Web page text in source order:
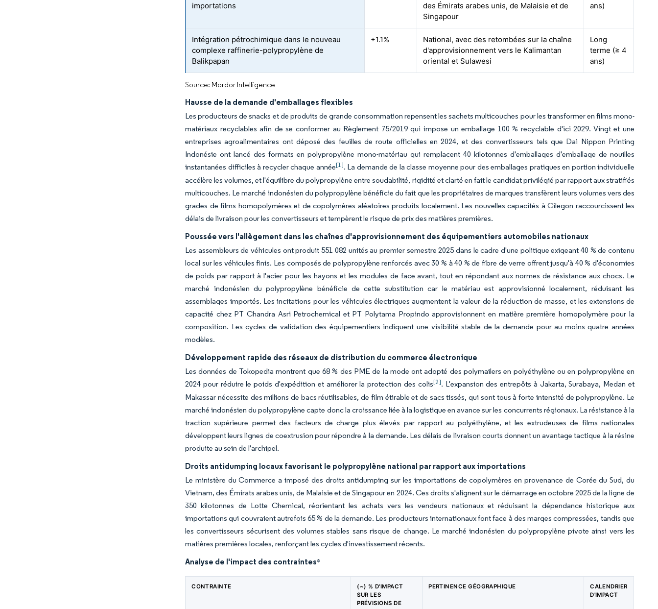
importations
des Émirats arabes unis, de Malaisie et de
Singapour
ans)
Intégration pétrochimique dans le nouveau
complexe raffinerie-polypropylène de
Balikpapan
+1.1%
National, avec des retombées sur la chaîne
d'approvisionnement vers le Kalimantan
oriental et Sulawesi
Long
terme (≥ 4
ans)
Source: Mordor Intelligence
Hausse de la demande d'emballages flexibles
Les producteurs de snacks et de produits de grande consommation repensent les sachets multicouches pour les transformer en films mono-
matériaux recyclables afin de se conformer au Règlement 75/2019 qui impose un emballage 100 % recyclable d'ici 2029. Vingt et une
entreprises agroalimentaires ont déposé des feuilles de route officielles en 2024, et des convertisseurs tels que Dai Nippon Printing
Indonésie ont lancé des formats en polypropylène mono-matériau qui remplacent 40 kilotonnes d'emballages d'emballage de nouilles
instantanées difficiles à recycler chaque année[1]. La demande de la classe moyenne pour des emballages pratiques en portion individuelle
accélère les volumes, et l'équilibre du polypropylène entre soudabilité, rigidité et clarté en fait le candidat privilégié par rapport aux stratifiés
multicouches. Le marché indonésien du polypropylène bénéficie du fait que les propriétaires de marques transfèrent leurs volumes vers des
grades de films homopolymères et de copolymères aléatoires produits localement. Les nouvelles capacités à Cilegon raccourcissent les
délais de livraison pour les convertisseurs et tempèrent le risque de prix des matières premières.
Poussée vers l'allègement dans les chaînes d'approvisionnement des équipementiers automobiles nationaux
Les assembleurs de véhicules ont produit 551 082 unités au premier semestre 2025 dans le cadre d'une politique exigeant 40 % de contenu
local sur les véhicules finis. Les composés de polypropylène renforcés avec 30 % à 40 % de fibre de verre offrent jusqu'à 40 % d'économies
de poids par rapport à l'acier pour les hayons et les modules de face avant, tout en répondant aux normes de résistance aux chocs. Le
marché indonésien du polypropylène bénéficie de cette substitution car le matériau est approvisionné localement, réduisant les
assemblages importés. Les incitations pour les véhicules électriques augmentent la valeur de la réduction de masse, et les extensions de
capacité chez PT Chandra Asri Petrochemical et PT Polytama Propindo approvisionnent en matière première homopolymère pour la
composition. Les cycles de validation des équipementiers indiquent une visibilité stable de la demande pour au moins quatre années
modèles.
Développement rapide des réseaux de distribution du commerce électronique
Les données de Tokopedia montrent que 68 % des PME de la mode ont adopté des polymailers en polyéthylène ou en polypropylène en
2024 pour réduire le poids d'expédition et améliorer la protection des colis[2]. L'expansion des entrepôts à Jakarta, Surabaya, Medan et
Makassar nécessite des millions de bacs réutilisables, de film étirable et de sacs tissés, qui sont tous à forte intensité de polypropylène. Le
marché indonésien du polypropylène capte donc la croissance liée à la logistique en avance sur les concurrents régionaux. La résistance à la
traction supérieure permet des facteurs de charge plus élevés par rapport au polyéthylène, et les extrudeuses de films nationales
développent leurs lignes de coextrusion pour répondre à la demande. Les délais de livraison courts donnent un avantage tactique à la résine
produite au sein de l'archipel.
Droits antidumping locaux favorisant le polypropylène national par rapport aux importations
Le ministère du Commerce a imposé des droits antidumping sur les importations de copolymères en provenance de Corée du Sud, du
Vietnam, des Émirats arabes unis, de Malaisie et de Singapour en 2024. Ces droits s'alignent sur le démarrage en octobre 2025 de la ligne de
350 kilotonnes de Lotte Chemical, réorientant les achats vers les vendeurs nationaux et réduisant la dépendance historique aux
importations qui couvraient autrefois 65 % de la demande. Les producteurs internationaux font face à des marges compressées, tandis que
les convertisseurs sécurisent des volumes stables sans risque de change. Le marché indonésien du polypropylène pivote ainsi vers les
matières premières locales, renforçant les cycles d'investissement récents.
Analyse de l'impact des contraintes*
CONTRAINTE
(~) % D'IMPACT
SUR LES
PRÉVISIONS DE
PERTINENCE GÉOGRAPHIQUE
CALENDRIER
D'IMPACT